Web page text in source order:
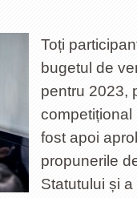
Toți
bugetul de
pentru 2023,
competițional
fost apoi
propunerile
Statutului și